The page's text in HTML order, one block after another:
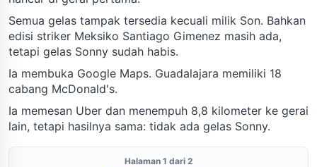
Semua gelas tampak tersedia kecuali milik Son. Bahkan
edisi striker Meksiko Santiago Gimenez masih ada,
tetapi gelas Sonny sudah habis.
Ia membuka Google Maps. Guadalajara memiliki 18
cabang McDonald's.
Ia memesan Uber dan menempuh 8,8 kilometer ke gerai
lain, tetapi hasilnya sama: tidak ada gelas Sonny.
Halaman 1 dari 2